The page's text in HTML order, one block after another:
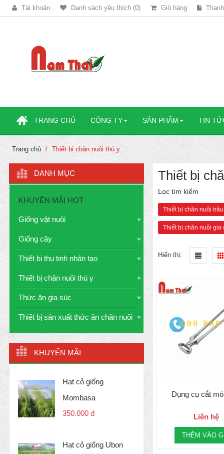
Tài khoản Danh sách yêu thích (0) Giỏ hàng
TRANG CHỦ CÔNG TY SẢN PHẨM TIN
Trang chủ Thiết bị chăn nuôi thú y
DANH MỤC
KHUYẾN MÃI HOT
Giống vật nuôi
Giống cây
Thiết bị thụ tinh nhân tạo
Thiết bị chăn nuôi thú y
Thức ăn gia súc
Thiết bị sản xuất thức ăn chăn nuôi
KHUYẾN MÃI
Hạt cỏ giống
Mombasa
350.000 đ
Hạt cỏ giống Ubon
Thiết bị
Lọc tìm kiếm
Thiết bị chăn nuôi
Thiết bị chăn nuôi gia
Hiển thị:
Dụng cụ cắt
Liên hệ
THÊM VÀO